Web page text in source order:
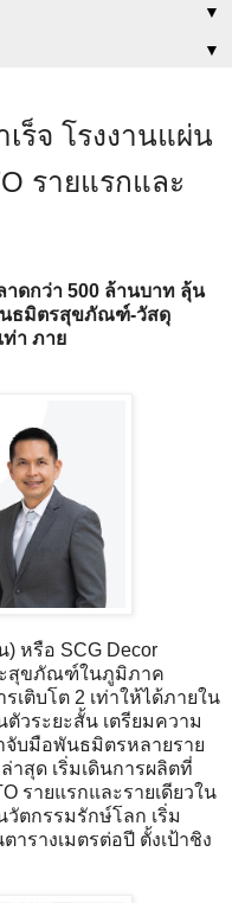
▼
▼
ร็จ โรงงานแผ่น
รายแรกและ
าดกว่า 500 ล้านบาท ลุ้น
นธมิตรสุขภัณฑ์-วัสดุ
ท่า ภาย
หรือ SCG Decor
ะสุขภัณฑ์ในภูมิภาค
เติบโต 2 เท่าให้ได้ภายใน
วระยะสั้น เตรียมความ
บมือพันธมิตรหลายราย
าสุด เริ่มเดินการผลิตที่
รายแรกและรายเดียวใน
ตกรรมรักษ์โลก เริ่ม
ารางเมตรต่อปี ตั้งเป้าชิง